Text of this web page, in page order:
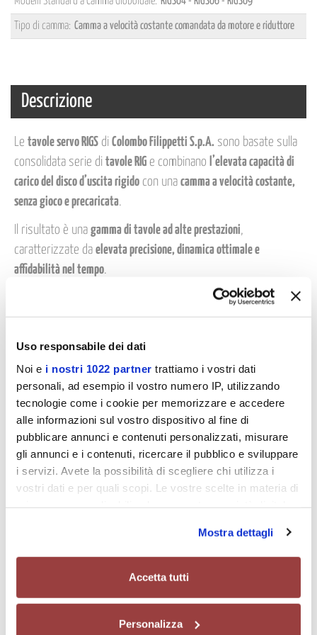
Uso responsabile dei dati
Noi e i nostri 1022 partner trattiamo i vostri dati
personali, ad esempio il vostro numero IP, utilizzando
tecnologie come i cookie per memorizzare e accedere
alle informazioni sul vostro dispositivo al fine di
pubblicare annunci e contenuti personalizzati, misurare
gli annunci e i contenuti, ricercare il pubblico e sviluppare
i servizi. Avete la possibilità di scegliere chi utilizza i
vostri dati e per quali scopi. Le vostre scelte in materia di
modificare o revocare il proprio consenso in qualsiasi
momento dalla Dichiarazione sui cookie o facendo clic
sull'icona di attivazione della privacy.
Con il tuo consenso, vorremmo anche:
raccogliere informazioni sulla tua posizione
Mostra dettagli
Accetta tutti
Personalizza
Tipo di camma: Camma a velocità costante comandata da motore e riduttore
Descrizione
Le tavole servo RIGS di Colombo Filippetti S.p.A. sono basate sulla
consolidata serie di tavole RIG e combinano l’elevata capacità di
carico del disco d’uscita rigido con una camma a velocità costante,
senza gioco e precaricata.
Il risultato è una gamma di tavole ad alte prestazioni,
caratterizzate da elevata precisione, dinamica ottimale e
affidabilità nel tempo.
, le tavole servo RIGS
movimenti fluidi, posizionamenti accurati e
programmabili dall’utente
flessibilità di configurazionee la possibilità di integrare la tavola
insistemi automatici o linee di assemblaggio ad alte prestazioni
Come per tutti i nostri prodotti, le tavole servo RIGS riflettono
l’impegno di Colombo Filippetti S.p.A. versoprecisione meccanica,
qualità costruttiva e supporto tecnico di alto livello.
In questa sezione può scaricare i documenti relativi al prodotto,
chiedere informazioni e procedere all’acquisto.